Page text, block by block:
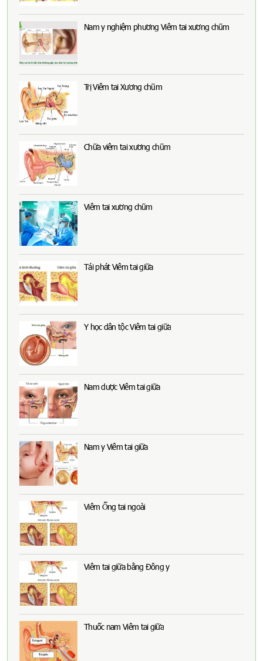
Nam y nghiệm phương Viêm tai xương chũm
Trị Viêm tai Xương chũm
Chữa viêm tai xương chũm
Viêm tai xương chũm
Tái phát Viêm tai giữa
Y học dân tộc Viêm tai giữa
Nam dược Viêm tai giữa
Nam y Viêm tai giữa
Viêm Ống tai ngoài
Viêm tai giữa bằng Đông y
Thuốc nam Viêm tai giữa